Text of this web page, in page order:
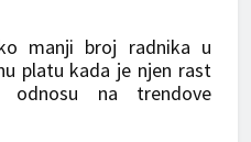
manji broj radnika u
platu kada je njen rast
na trendove